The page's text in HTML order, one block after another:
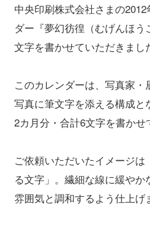
中央印刷株式会社さまの
ダー『夢幻彷徨（むげんほ
文字を書かせていただきまし
このカレンダーは、写真家
写真に筆文字を添える構成と
2カ月分・合計6文字を書かせ
ご依頼いただいたイメージ
る文字」。繊細な線に緩や
雰囲気と調和するよう仕上げ